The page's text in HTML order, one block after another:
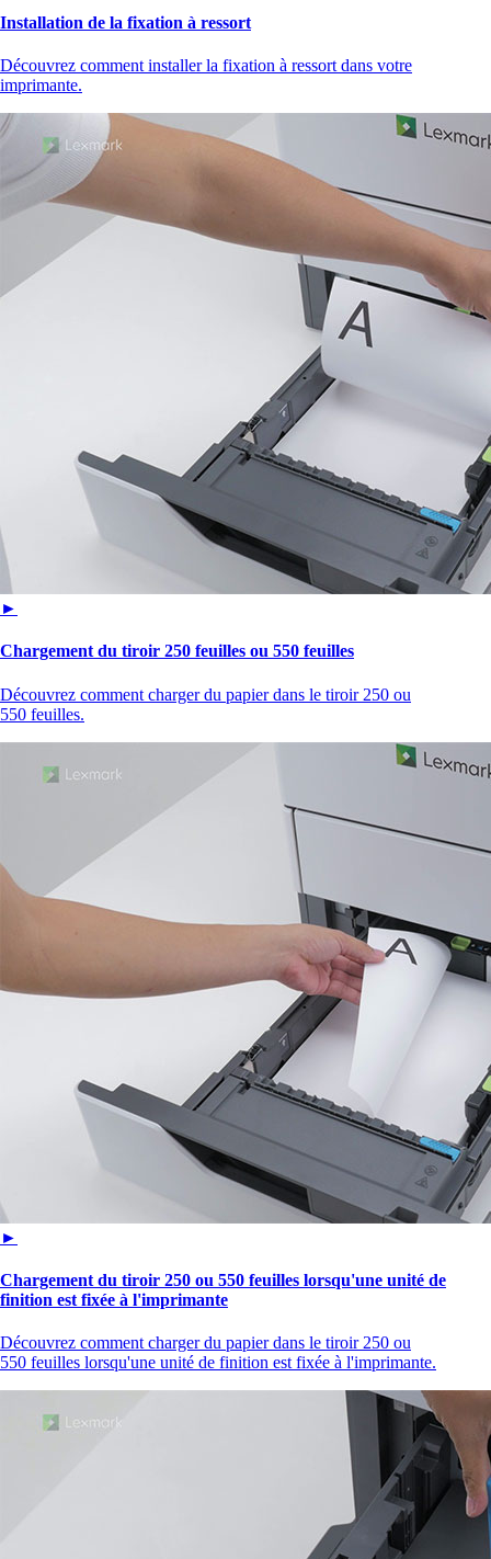
Installation de la fixation à ressort
Découvrez comment installer la fixation à ressort dans votre
imprimante.
►
Chargement du tiroir 250 feuilles ou 550 feuilles
Découvrez comment charger du papier dans le tiroir 250 ou
550 feuilles.
►
Chargement du tiroir 250 ou 550 feuilles lorsqu'une unité de
finition est fixée à l'imprimante
Découvrez comment charger du papier dans le tiroir 250 ou
550 feuilles lorsqu'une unité de finition est fixée à l'imprimante.